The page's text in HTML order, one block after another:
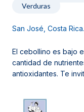
Verduras
San José, Costa
El cebollino es bajo
cantidad de
antioxidantes. Te